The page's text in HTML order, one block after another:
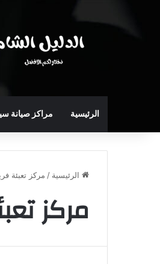
الرئيسية مراكز صيانة
الرئيسية / مركز تعبئة
مركز